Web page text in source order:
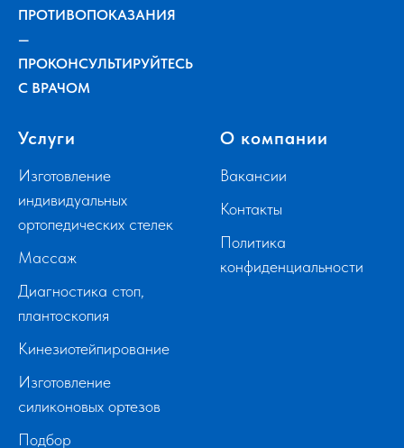
ПРОТИВОПОКАЗАНИЯ
—
ПРОКОНСУЛЬТИРУЙТЕСЬ
С ВРАЧОМ
Услуги
Изготовление
индивидуальных
ортопедических стелек
Массаж
Диагностика стоп,
плантоскопия
Кинезиотейпирование
Изготовление
силиконовых ортезов
Подбор
О компании
Вакансии
Контакты
Политика
конфиденциальности